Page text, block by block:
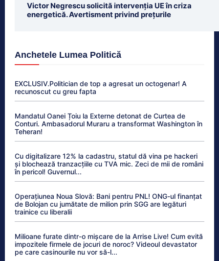
Victor Negrescu solicită intervenția UE în criza
energetică. Avertisment privind prețurile
Anchetele Lumea Politică
EXCLUSIV.Politician de top a agresat un octogenar! A
recunoscut cu greu fapta
Mandatul Oanei Țoiu la Externe detonat de Curtea de
Conturi. Ambasadorul Muraru a transformat Washington în
Teheran!
Cu digitalizare 12% la cadastru, statul dă vina pe hackeri
și blochează tranzacțiile cu TVA mic. Zeci de mii de români
în pericol! Guvernul...
Operațiunea Noua Slovă: Bani pentru PNL! ONG-ul finanțat
de Bolojan cu jumătate de milion prin SGG are legături
trainice cu liberalii
Milioane furate dintr-o mișcare de la Arrise Live! Cum evită
impozitele firmele de jocuri de noroc? Videoul devastator
pe care casinourile nu vor să-l...